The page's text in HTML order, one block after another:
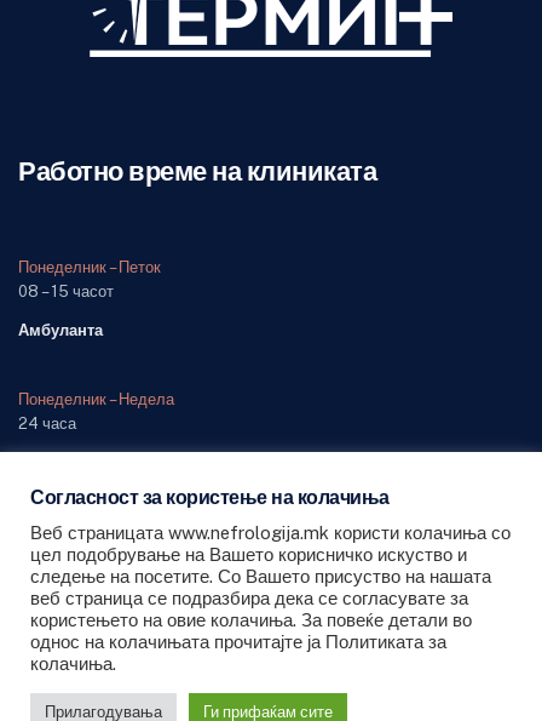
Работно време на клиниката
Понеделник – Петок
08 – 15 часот
Амбуланта
Понеделник – Недела
24 часа
All Rights Reserved © 2022 PHI University Clinic for Nephrology -
Skopje
Согласност за користење на колачиња
Веб страницата www.nefrologija.mk користи колачиња со
цел подобрување на Вашето корисничко искуство и
следење на посетите. Со Вашето присуство на нашата
веб страница се подразбира дека се согласувате за
користењето на овие колачиња. За повеќе детали во
однос на колачињата прочитајте ја Политиката за
колачиња.
Прилагодувања Ги прифаќам сите